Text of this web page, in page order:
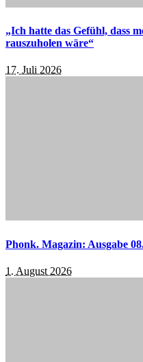
„Ich hatte das Gefühl, dass
rauszuholen wäre“
17. Juli 2026
Phonk. Magazin: Ausgabe
1. August 2026